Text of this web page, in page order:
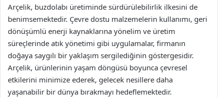
Arçelik, buzdolabı üretiminde sürdürülebilirlik ilkesini de
benimsemektedir. Çevre dostu malzemelerin kullanımı, geri
dönüşümlü enerji kaynaklarına yönelim ve üretim
süreçlerinde atık yönetimi gibi uygulamalar, firmanın
doğaya saygılı bir yaklaşım sergilediğinin göstergesidir.
Arçelik, ürünlerinin yaşam döngüsü boyunca çevresel
etkilerini minimize ederek, gelecek nesillere daha
yaşanabilir bir dünya bırakmayı hedeflemektedir.